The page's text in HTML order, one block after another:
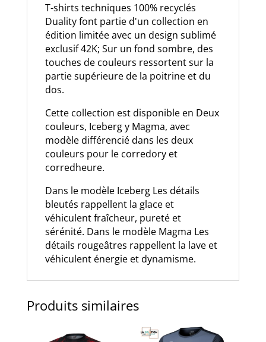
T-shirts techniques 100% recyclés
Duality font partie d'un collection en
édition limitée avec un design sublimé
exclusif 42K; Sur un fond sombre, des
touches de couleurs ressortent sur la
partie supérieure de la poitrine et du
dos.
Cette collection est disponible en Deux
couleurs, Iceberg y Magma, avec
modèle différencié dans les deux
couleurs pour le corredory et
corredheure.
Dans le modèle Iceberg Les détails
bleutés rappellent la glace et
véhiculent fraîcheur, pureté et
sérénité. Dans le modèle Magma Les
détails rougeâtres rappellent la lave et
véhiculent énergie et dynamisme.
Produits similaires